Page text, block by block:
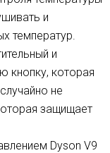
и
температур.
и
кнопку, которая
не
защищает
Dyson V9